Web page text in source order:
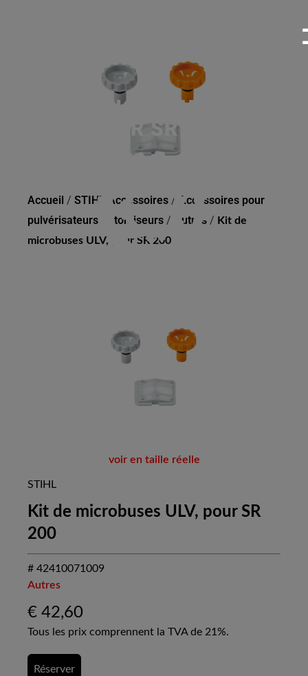
KIT DE MICROBUSES ULV,
POUR SR 200
Accueil / STIHL Accessoires / Accessoires pour
pulvérisateurs / atomiseurs / Autres / Kit de
microbuses ULV, pour SR 200
voir en taille réelle
STIHL
Kit de microbuses ULV, pour SR
200
# 42410071009
Autres
€ 42,60
Tous les prix comprennent la TVA de 21%.
Réserver